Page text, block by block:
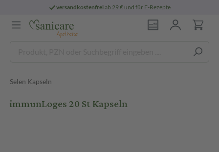
versandkostenfreiab 29 € und für E-Rezepte
Selen Kapseln
immunLoges 20 St Kapseln